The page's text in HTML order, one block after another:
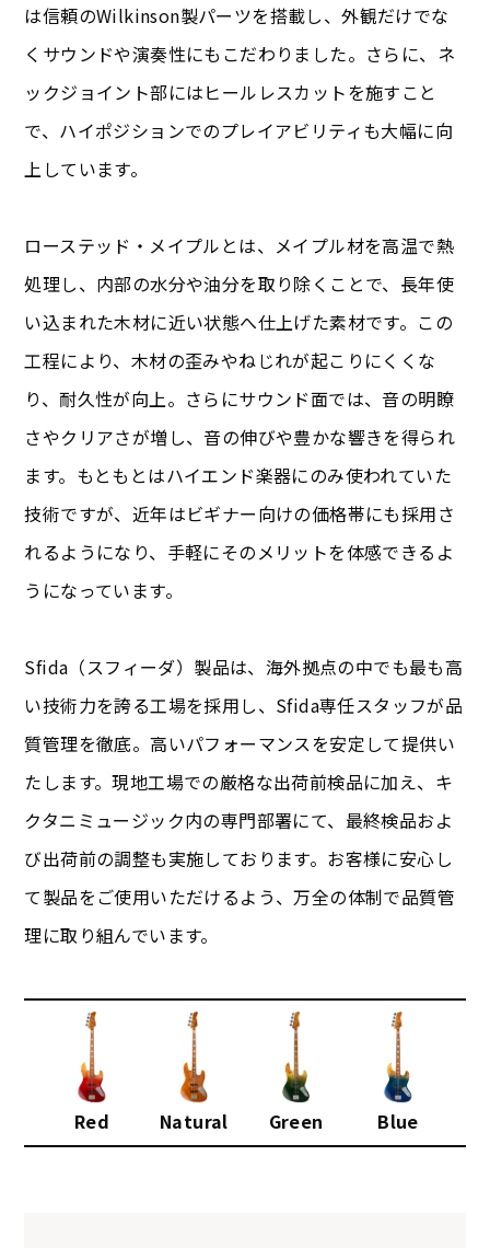
は信頼のWilkinson製パーツを搭載し、外観だけでな
くサウンドや演奏性にもこだわりました。さらに、ネ
ックジョイント部にはヒールレスカットを施すこと
で、ハイポジションでのプレイアビリティも大幅に向
上しています。
ローステッド・メイプルとは、メイプル材を高温で熱
処理し、内部の水分や油分を取り除くことで、長年使
い込まれた木材に近い状態へ仕上げた素材です。この
工程により、木材の歪みやねじれが起こりにくくな
り、耐久性が向上。さらにサウンド面では、音の明瞭
さやクリアさが増し、音の伸びや豊かな響きを得られ
ます。もともとはハイエンド楽器にのみ使われていた
技術ですが、近年はビギナー向けの価格帯にも採用さ
れるようになり、手軽にそのメリットを体感できるよ
うになっています。
Sfida（スフィーダ）製品は、海外拠点の中でも最も高
い技術力を誇る工場を採用し、Sfida専任スタッフが品
質管理を徹底。高いパフォーマンスを安定して提供い
たします。現地工場での厳格な出荷前検品に加え、キ
クタニミュージック内の専門部署にて、最終検品およ
び出荷前の調整も実施しております。お客様に安心し
て製品をご使用いただけるよう、万全の体制で品質管
理に取り組んでいます。
Red Natural Green Blue